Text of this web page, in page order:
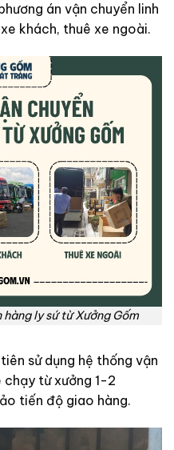
án vận chuyển linh
khách, thuê xe ngoài.
ly sứ từ Xưởng Gốm
sử dụng hệ thống vận
từ xưởng 1-2
tiến độ giao hàng.